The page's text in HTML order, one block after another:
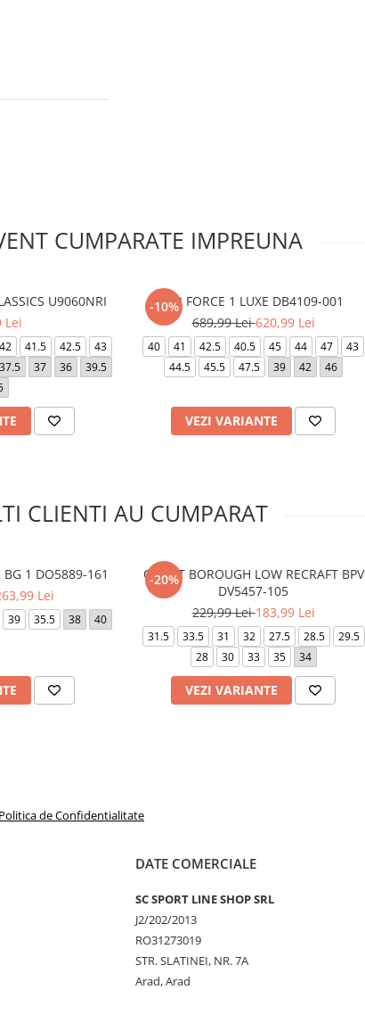
CUMPARATE IMPREUNA
U9060NRI
Lei
42 41.5 42.5
43
37.5 37 36
39.5
-10%AIR FORCE 1 LUXE DB4109-001
689,99 Lei620,99 Lei
40 41 42.5 40.5 45 44 47
43
44.5
45.5 47.5 39 42 46
VEZI VARIANTE
CLIENTI AU CUMPARAT
1 DO5889-161
Lei
39 35.5 38 40
-20%
COURT BOROUGH LOW RECRAFT BPV
DV5457-105
229,99 Lei183,99 Lei
31.5 33.5 31 32 27.5 28.5
29.5
28
30 33 35 34
VEZI VARIANTE
Politica de Confidentialitate
DATE COMERCIALE
SC SPORT LINE SHOP SRL
J2/202/2013
RO31273019
STR. SLATINEI, NR. 7A
Arad, Arad